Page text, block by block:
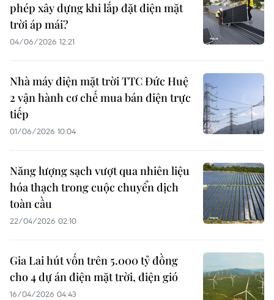
phép xây dựng khi lắp đặt điện mặt
trời áp mái?
04/06/2026 12:21
Nhà máy điện mặt trời TTC Đức Huệ
2 vận hành cơ chế mua bán điện trực
tiếp
01/06/2026 10:04
Năng lượng sạch vượt qua nhiên liệu
hóa thạch trong cuộc chuyển dịch
toàn cầu
22/04/2026 02:10
Gia Lai hút vốn trên 5.000 tỷ đồng
cho 4 dự án điện mặt trời, điện gió
16/04/2026 04:43